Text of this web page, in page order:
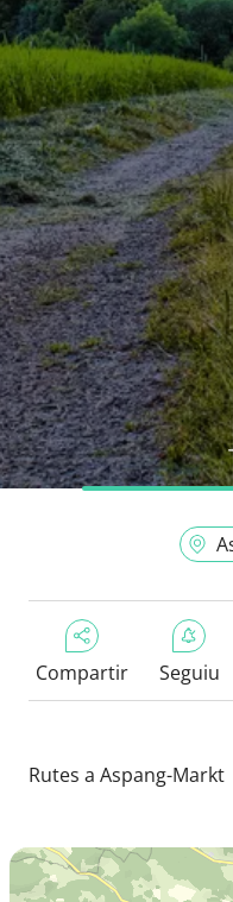
Compartir Seguiu
Rutes a Aspang-Markt